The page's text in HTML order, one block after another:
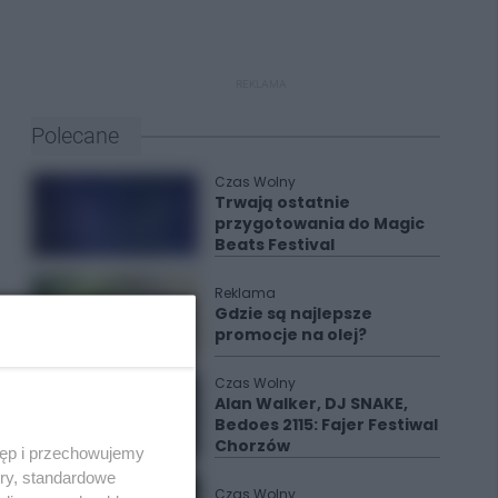
Polecane
Czas Wolny
Trwają ostatnie
przygotowania do Magic
Beats Festival
Reklama
Gdzie są najlepsze
promocje na olej?
Czas Wolny
Alan Walker, DJ SNAKE,
Bedoes 2115: Fajer Festiwal
Chorzów
Czas Wolny
i przechowujemy
standardowe